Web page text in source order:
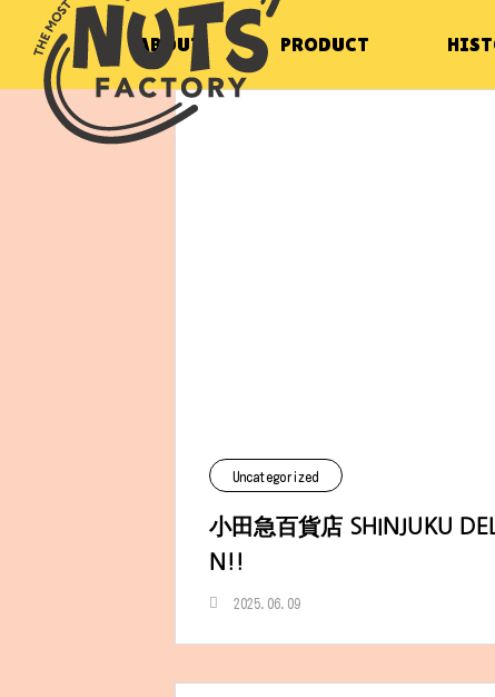
ABOUT PRODUCT
【上毛新聞掲載】イセサキドリーム
Uncategorized
小田急百貨店 SHINJUKU
N!!
2025.06.09